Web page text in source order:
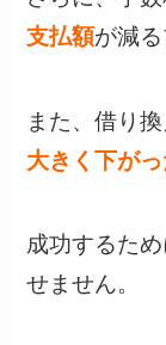
支払額が減る
また、借り
大きく下がっ
成功するた
せません。